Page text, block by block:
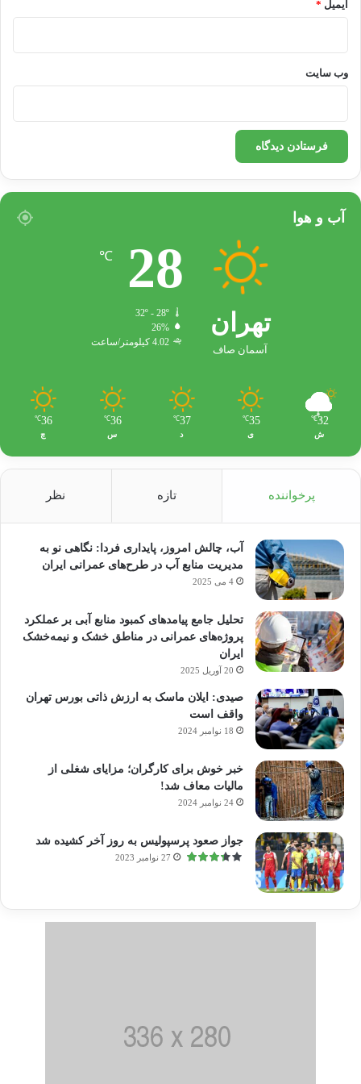
در نهایت، می‌توان گفت که رسانه‌ها به عنوان یکی
از ابزارهای اصلی برای انتشار اخبار و اطلاعات،
تاثیر بسزایی در تقویت امید اجتماعی و افزایش
انگیزه مردم دارند
ایمیل *
وب‌ سایت
آب و هوا
تهران
آسمان صاف
28
℃
32º - 28º
26%
4.02 کیلومتر/ساعت
32
℃
ش
35
℃
ی
37
℃
د
36
℃
س
36
℃
چ
پرخواننده تازه نظر
آب، چالش امروز، پایداری فردا: نگاهی نو به
مدیریت منابع آب در طرح‌های عمرانی ایران
4 می 2025
تحلیل جامع پیامدهای کمبود منابع آبی بر عملکرد
پروژه‌های عمرانی در مناطق خشک و نیمه‌خشک
ایران
20 آوریل 2025
صیدی: ایلان ماسک به ارزش ذاتی بورس تهران
واقف است
18 نوامبر 2024
خبر خوش برای کارگران؛ مزایای شغلی از
مالیات معاف شد!
24 نوامبر 2024
جواز صعود پرسپولیس به روز آخر کشیده شد
27 نوامبر 2023